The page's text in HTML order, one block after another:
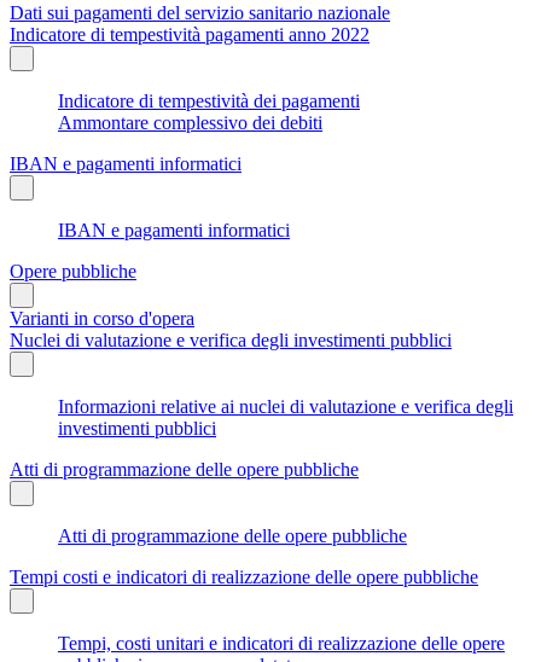
Dati sui pagamenti del servizio sanitario nazionale
Indicatore di tempestività pagamenti anno 2022
Indicatore di tempestività dei pagamenti
Ammontare complessivo dei debiti
IBAN e pagamenti informatici
IBAN e pagamenti informatici
Opere pubbliche
Varianti in corso d'opera
Nuclei di valutazione e verifica degli investimenti pubblici
Informazioni relative ai nuclei di valutazione e verifica degli
investimenti pubblici
Atti di programmazione delle opere pubbliche
Atti di programmazione delle opere pubbliche
Tempi costi e indicatori di realizzazione delle opere pubbliche
Tempi, costi unitari e indicatori di realizzazione delle opere